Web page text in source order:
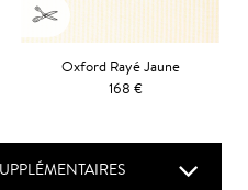
Oxford Rayé Jaune
168 €